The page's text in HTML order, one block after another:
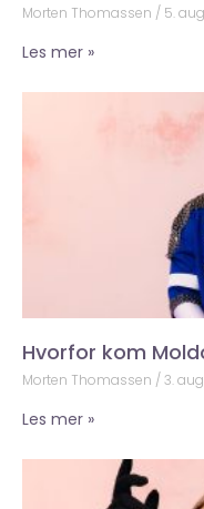
Morten Thomassen 5.
Les mer »
Hvorfor kom
Morten Thomassen 3.
Les mer »